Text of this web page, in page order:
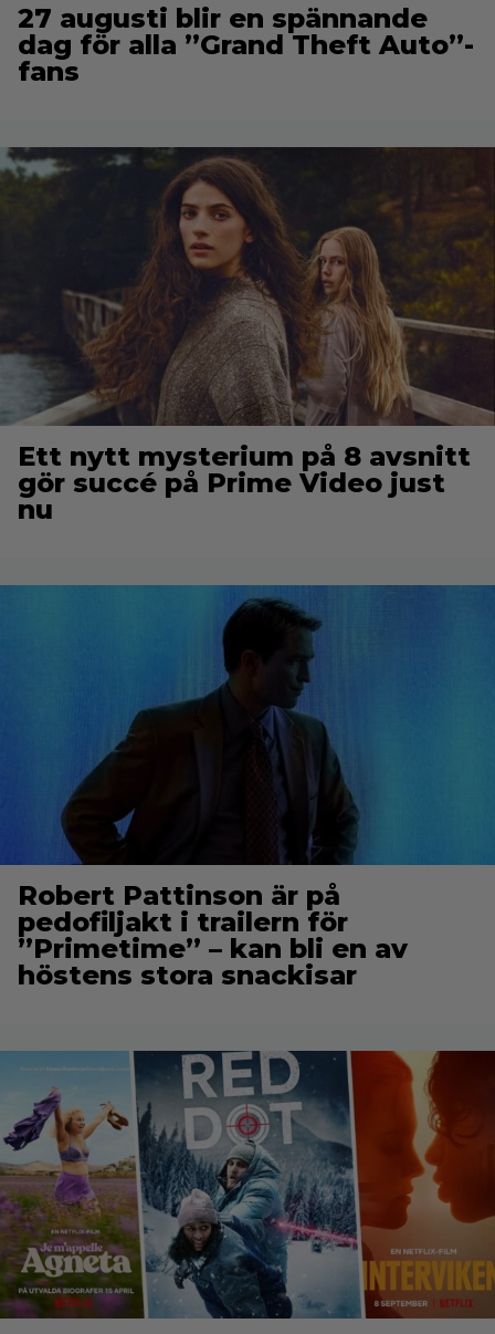
27 augusti blir en spännande
dag för alla ”Grand Theft Auto”-
fans
Ett nytt mysterium på 8 avsnitt
gör succé på Prime Video just
nu
Robert Pattinson är på
pedofiljakt i trailern för
”Primetime” – kan bli en av
höstens stora snackisar